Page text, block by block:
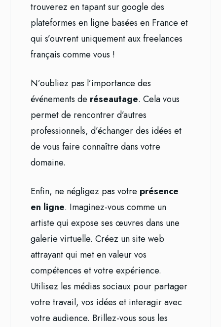
trouverez en tapant sur google des
plateformes en ligne basées en France et
qui s’ouvrent uniquement aux freelances
français comme vous !
N’oubliez pas l’importance des
événements de réseautage. Cela vous
permet de rencontrer d’autres
professionnels, d’échanger des idées et
de vous faire connaître dans votre
domaine.
Enfin, ne négligez pas votre présence
en ligne. Imaginez-vous comme un
artiste qui expose ses œuvres dans une
galerie virtuelle. Créez un site web
attrayant qui met en valeur vos
compétences et votre expérience.
Utilisez les médias sociaux pour partager
votre travail, vos idées et interagir avec
votre audience. Brillez-vous sous les